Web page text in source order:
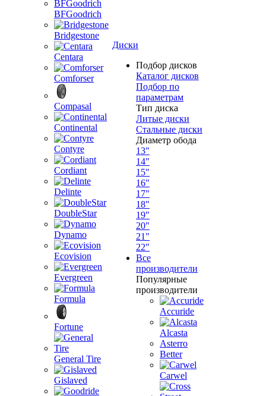
BFGoodrich
Bridgestone
Centara
Comforser
Compasal
Continental
Contyre
Cordiant
Delinte
DoubleStar
Dynamo
Ecovision
Evergreen
Formula
Fortune
General Tire
Gislaved
Диски
Подбор дисков
Каталог дисков
Подбор по
параметрам
Тип диска
Литые диски
Стальные диски
Диаметр обода
13"
14"
15"
16"
17"
18"
19"
20"
21"
22"
Все
производители
Популярные
производители
Accuride
Alcasta
Asterro
Better
Carwel